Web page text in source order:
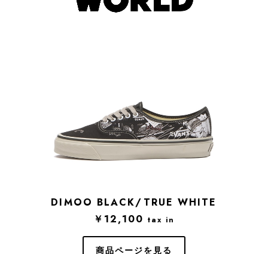
DIMOO BLACK/TRUE WHITE
￥12,100 tax in
商品ページを見る